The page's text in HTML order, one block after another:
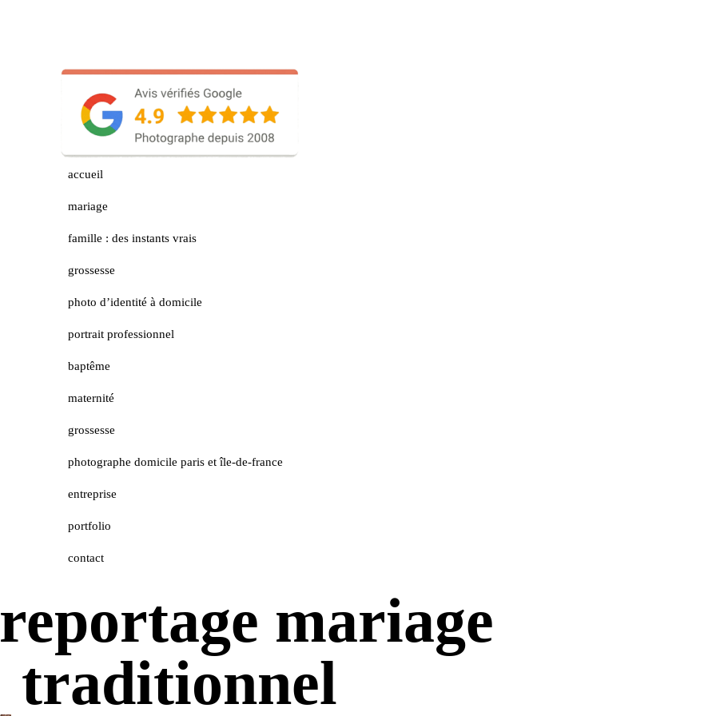
accueil
mariage
famille : des instants vrais
grossesse
photo d’identité à domicile
portrait professionnel
baptême
maternité
grossesse
photographe domicile paris et île-de-france
entreprise
portfolio
contact
mariage
traditionnel